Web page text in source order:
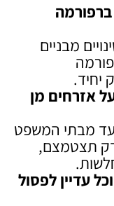
מבניים
יחיד.
אזרחים מן
מבתי המשפט
תצטמצם,
עדיין לפסול